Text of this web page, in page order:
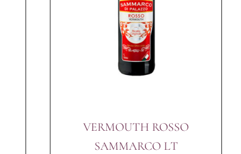
VERMOUTH ROSSO
SAMMARCO LT